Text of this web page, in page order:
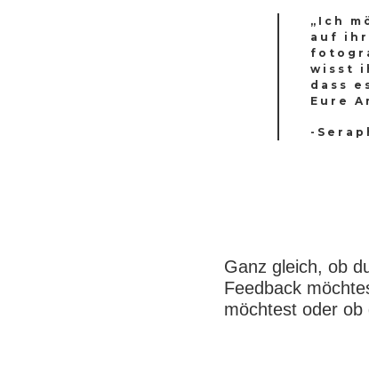
„Ich
auf
wisst
dass
Eure
-
Ganz gleich, ob
Feedback
möchtest oder